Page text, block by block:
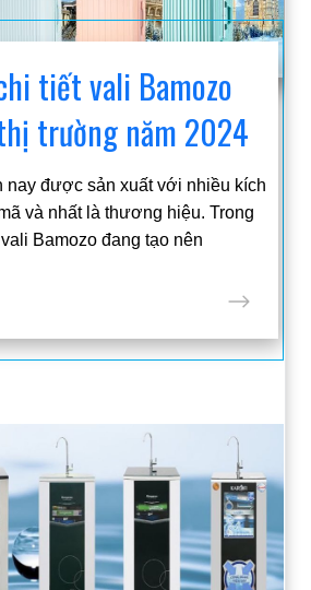
tiết vali Bamozo
trường năm 2024
nay được sản xuất với nhiều kích
và nhất là thương hiệu. Trong
Bamozo đang tạo nên